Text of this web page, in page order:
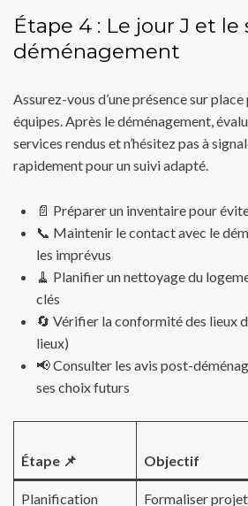
Étape 4 : Le jour J et le
déménagement
Assurez-vous d’une présence sur
équipes. Après le déménagement,
services rendus et n’hésitez pas à
rapidement pour un suivi adapté.
📄 Préparer un inventaire pour
📞 Maintenir le contact avec le
les imprévus
🧹 Planifier un nettoyage du
clés
🔄 Vérifier la conformité des lieux
lieux)
📢 Consulter les avis post-
ses choix futurs
Étape 📌 Objectif
Planification
Formaliser projet